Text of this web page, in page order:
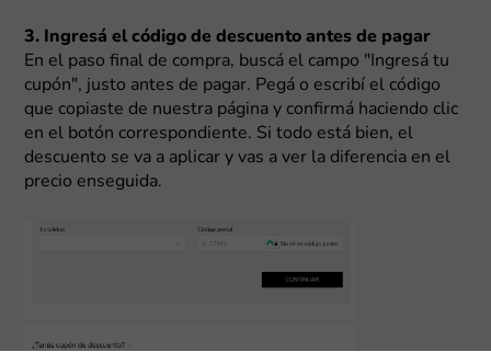
3. Ingresá el código de descuento antes de pagar
En el paso final de compra, buscá el campo "Ingresá tu
cupón", justo antes de pagar. Pegá o escribí el código
que copiaste de nuestra página y confirmá haciendo clic
en el botón correspondiente. Si todo está bien, el
descuento se va a aplicar y vas a ver la diferencia en el
precio enseguida.